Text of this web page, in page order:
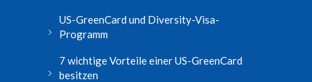
US-GreenCard und Diversity-Visa-
Programm
7 wichtige Vorteile einer US-GreenCard
besitzen